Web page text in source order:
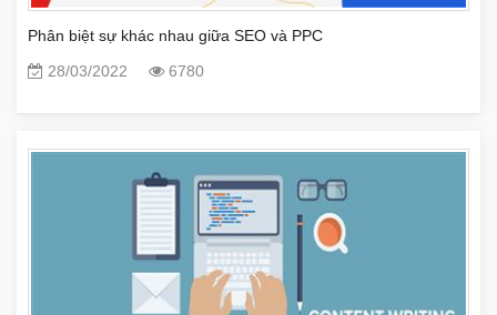
Phân biệt sự khác nhau giữa SEO và PPC
28/03/2022
6780